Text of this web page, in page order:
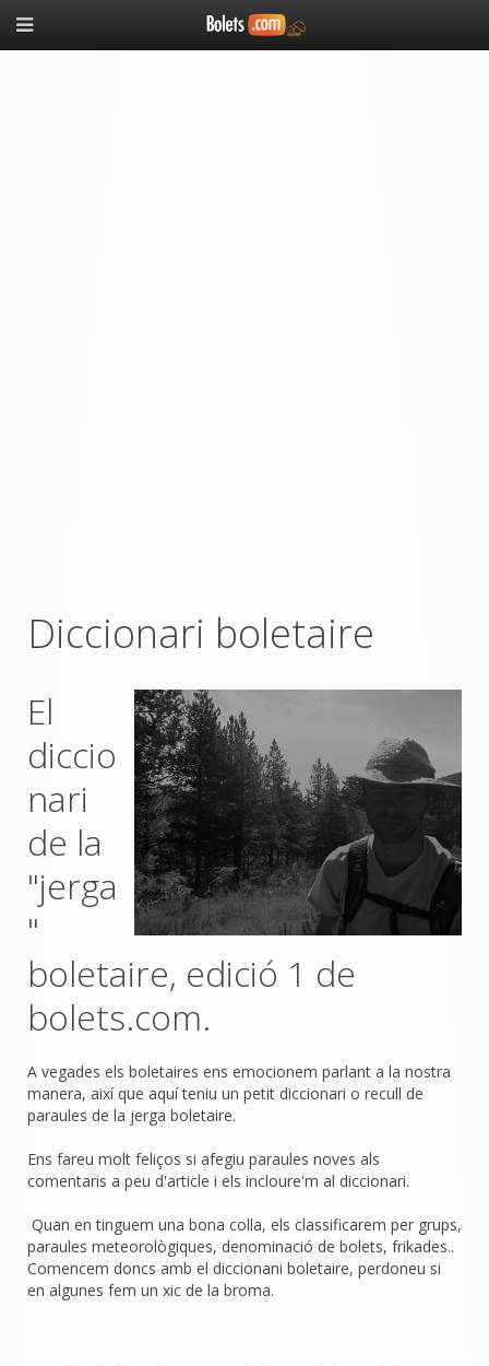
Diccionari boletaire
El
diccio
nari
de la
"jerga
"
boletaire, edició 1 de
bolets.com.
A vegades els boletaires ens emocionem parlant a la nostra
manera, així que aquí teniu un petit diccionari o recull de
paraules de la jerga boletaire.
Ens fareu molt feliços si afegiu paraules noves als
comentaris a peu d'article i els incloure'm al diccionari.
Quan en tinguem una bona colla, els classificarem per grups,
paraules meteorològiques, denominació de bolets, frikades..
Comencem doncs amb el diccionani boletaire, perdoneu si
en algunes fem un xic de la broma.